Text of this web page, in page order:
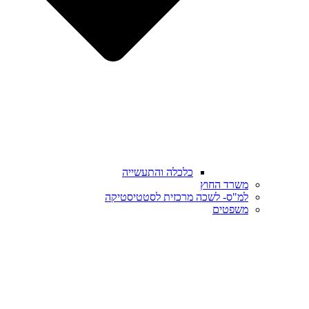
כלכלה והתעשייה
משרד החוץ
למ"ס- לשכה מרכזית לסטטיסטיקה
משפטים